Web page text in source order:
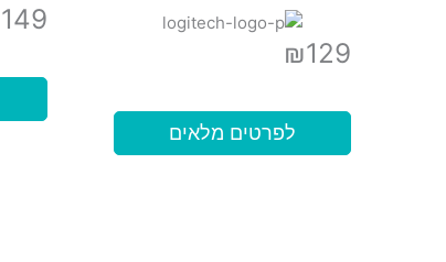
₪129
לפרטים מלאים
149